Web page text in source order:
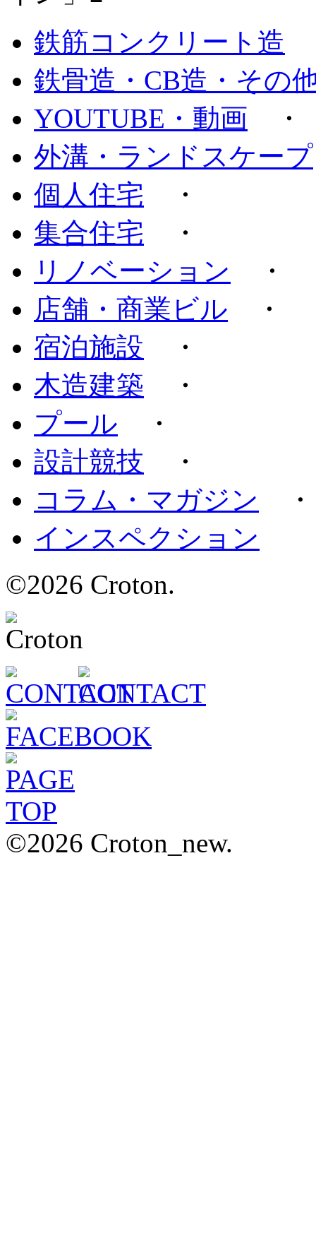
鉄筋コンクリート造
鉄骨造・CB造・その
YOUTUBE・動画
外溝・ランドスケープ
個人住宅 ・
集合住宅 ・
リノベーション ・
店舗・商業ビル ・
宿泊施設 ・
木造建築 ・
プール ・
設計競技 ・
コラム・マガジン
インスペクション
©2026 Croton.
©2026 Croton_new.